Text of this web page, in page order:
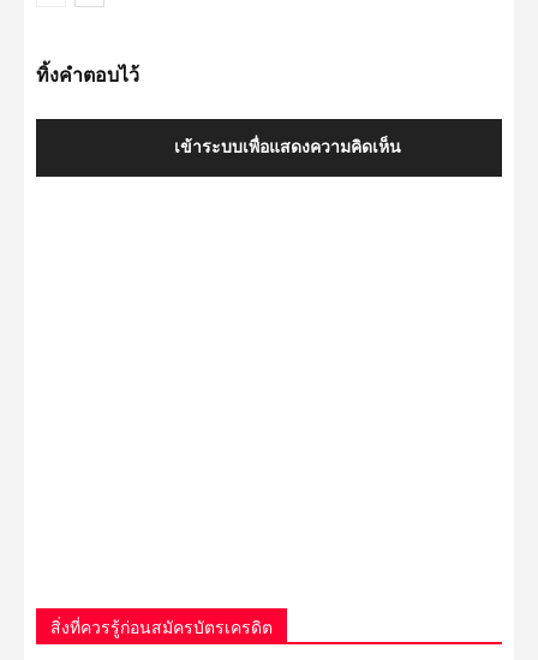
ทิ้งคำตอบไว้
เข้าระบบเพื่อแสดงความคิดเห็น
สิ่งที่ควรรู้ก่อนสมัครบัตรเครดิต